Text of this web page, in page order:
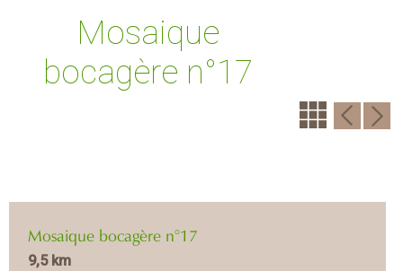
Mosaique
bocagère n°17
Mosaique bocagère n°17
9,5 km